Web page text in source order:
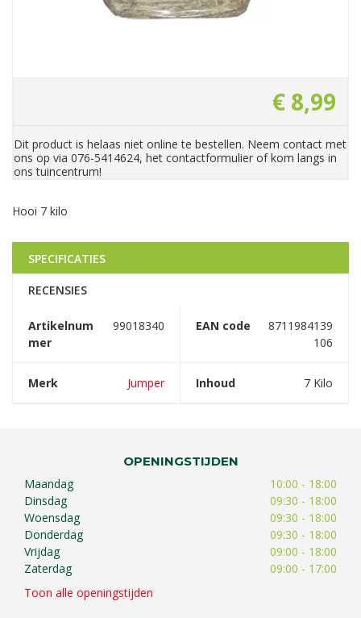
€ 8,99
Dit product is helaas niet online te bestellen. Neem contact met
ons op via 076-5414624, het contactformulier of kom langs in
ons tuincentrum!
Hooi 7 kilo
SPECIFICATIES
RECENSIES
Artikelnum
mer
99018340 EAN code
8711984139
106
Merk Jumper Inhoud 7 Kilo
OPENINGSTIJDEN
Maandag
10:00 - 18:00
Dinsdag
09:30 - 18:00
Woensdag
09:30 - 18:00
Donderdag
09:30 - 18:00
Vrijdag
09:00 - 18:00
Zaterdag
09:00 - 17:00
Toon alle openingstijden